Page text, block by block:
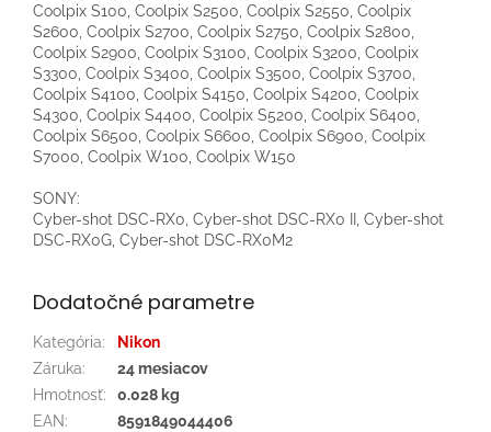
Coolpix S100, Coolpix S2500, Coolpix S2550, Coolpix
S2600, Coolpix S2700, Coolpix S2750, Coolpix S2800,
Coolpix S2900, Coolpix S3100, Coolpix S3200, Coolpix
S3300, Coolpix S3400, Coolpix S3500, Coolpix S3700,
Coolpix S4100, Coolpix S4150, Coolpix S4200, Coolpix
S4300, Coolpix S4400, Coolpix S5200, Coolpix S6400,
Coolpix S6500, Coolpix S6600, Coolpix S6900, Coolpix
S7000, Coolpix W100, Coolpix W150
SONY:
Cyber-shot DSC-RX0, Cyber-shot DSC-RX0 II, Cyber-shot
DSC-RX0G, Cyber-shot DSC-RX0M2
Dodatočné parametre
Kategória:
Nikon
Záruka:
24 mesiacov
Hmotnosť:
0.028 kg
EAN:
8591849044406